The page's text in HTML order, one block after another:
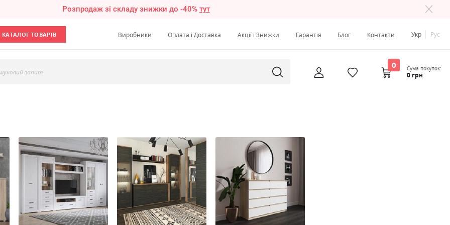
Розпродаж зі складу знижки до -40% тут
КАТАЛОГ ТОВАРІВ Виробники Оплата і Доставка Акції і Знижки Гарантія Блог Контакти Укр Рус
запит
0 Сума покупок:
0 грн